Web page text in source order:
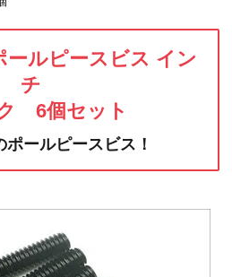
ルピースビス イン
チ
6個セット
ポールピースビス！